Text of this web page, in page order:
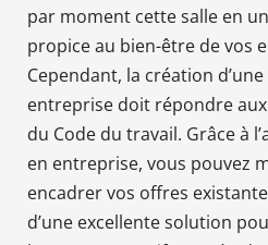
par moment cette salle en
propice au bien-être de vos
Cependant, la création
entreprise doit répondre
du Code du travail. Grâce à
en entreprise, vous pouvez
encadrer vos offres
d’une excellente solution